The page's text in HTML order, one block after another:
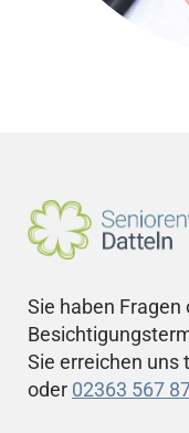
Sie haben
Sie erreichen uns
oder 02363 567